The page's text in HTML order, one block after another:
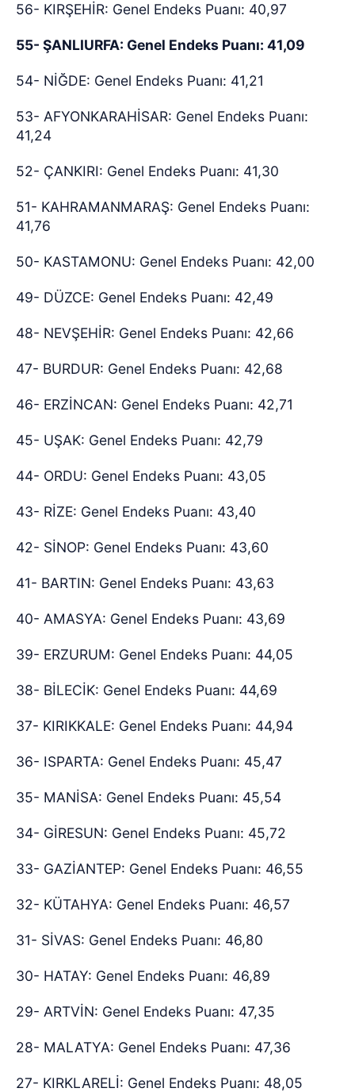
56- KIRŞEHİR: Genel Endeks Puanı: 40,97
55- ŞANLIURFA: Genel Endeks Puanı: 41,09
54- NİĞDE: Genel Endeks Puanı: 41,21
53- AFYONKARAHİSAR: Genel Endeks Puanı:
41,24
52- ÇANKIRI: Genel Endeks Puanı: 41,30
51- KAHRAMANMARAŞ: Genel Endeks Puanı:
41,76
50- KASTAMONU: Genel Endeks Puanı: 42,00
49- DÜZCE: Genel Endeks Puanı: 42,49
48- NEVŞEHİR: Genel Endeks Puanı: 42,66
47- BURDUR: Genel Endeks Puanı: 42,68
46- ERZİNCAN: Genel Endeks Puanı: 42,71
45- UŞAK: Genel Endeks Puanı: 42,79
44- ORDU: Genel Endeks Puanı: 43,05
43- RİZE: Genel Endeks Puanı: 43,40
42- SİNOP: Genel Endeks Puanı: 43,60
41- BARTIN: Genel Endeks Puanı: 43,63
40- AMASYA: Genel Endeks Puanı: 43,69
39- ERZURUM: Genel Endeks Puanı: 44,05
38- BİLECİK: Genel Endeks Puanı: 44,69
37- KIRIKKALE: Genel Endeks Puanı: 44,94
36- ISPARTA: Genel Endeks Puanı: 45,47
35- MANİSA: Genel Endeks Puanı: 45,54
34- GİRESUN: Genel Endeks Puanı: 45,72
33- GAZİANTEP: Genel Endeks Puanı: 46,55
32- KÜTAHYA: Genel Endeks Puanı: 46,57
31- SİVAS: Genel Endeks Puanı: 46,80
30- HATAY: Genel Endeks Puanı: 46,89
29- ARTVİN: Genel Endeks Puanı: 47,35
28- MALATYA: Genel Endeks Puanı: 47,36
27- KIRKLARELİ: Genel Endeks Puanı: 48,05